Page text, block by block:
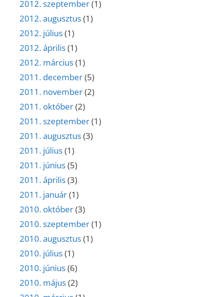
2012. szeptember(1)
2012. augusztus(1)
2012. július(1)
2012. április(1)
2012. március(1)
2011. december(5)
2011. november(2)
2011. október(2)
2011. szeptember(1)
2011. augusztus(3)
2011. július(1)
2011. június(5)
2011. április(3)
2011. január(1)
2010. október(3)
2010. szeptember(1)
2010. augusztus(1)
2010. július(1)
2010. június(6)
2010. május(2)